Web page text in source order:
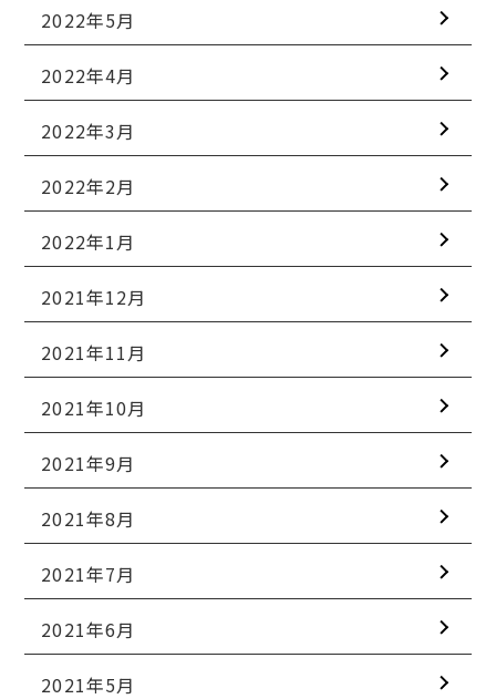
2022年5月
2022年4月
2022年3月
2022年2月
2022年1月
2021年12月
2021年11月
2021年10月
2021年9月
2021年8月
2021年7月
2021年6月
2021年5月